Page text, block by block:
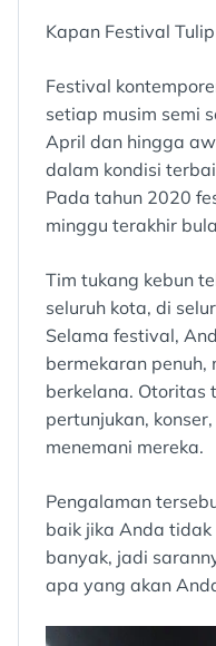
Kapan Festival
Festival
setiap musim semi
April dan hingga
dalam kondisi
Pada tahun 2020
minggu terakhir
Tim tukang kebun
seluruh kota, di
Selama festival,
bermekaran penuh,
berkelana. Otoritas
pertunjukan,
menemani mereka.
Pengalaman
baik jika Anda
banyak, jadi
apa yang akan